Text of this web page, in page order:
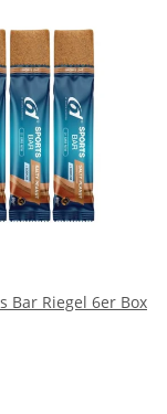
Bar Riegel 6er Box